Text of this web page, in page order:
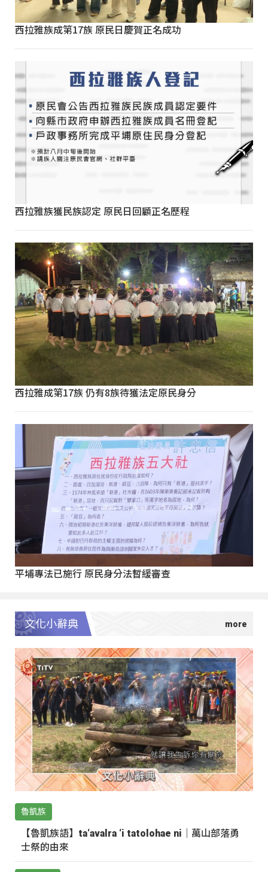
西拉雅族成第17族 原民日慶賀正名成功
西拉雅族獲民族認定 原民日回顧正名歷程
西拉雅成第17族 仍有8族待獲法定原民身分
平埔專法已施行 原民身分法暫緩審查
文化小辭典
魯凱族
【魯凱族語】ta‘avalra ‘i tatolohae ni｜萬山部落勇
士祭的由來